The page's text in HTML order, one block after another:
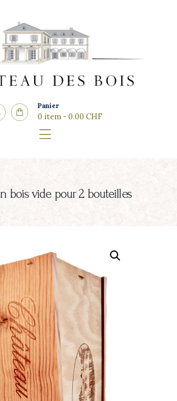
Panier
0 item-0.00 CHF
bois vide pour 2 bouteilles
DES BOIS